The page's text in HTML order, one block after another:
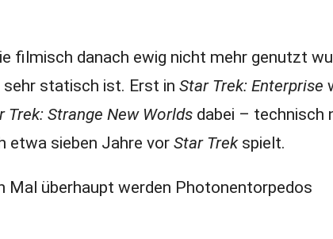
filmisch danach ewig nicht mehr genutzt
sehr statisch ist. Erst in Star Trek: Enterprise
Trek: Strange New Worlds dabei – technisch
etwa sieben Jahre vor Star Trekspielt.
Mal überhaupt werden Photonentorpedos